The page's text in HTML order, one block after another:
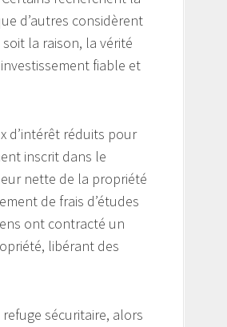
d’autres considèrent
la raison, la vérité
fiable et
d’intérêt réduits pour
inscrit dans le
nette de la propriété
de frais d’études
ont contracté un
libérant des
sécuritaire, alors